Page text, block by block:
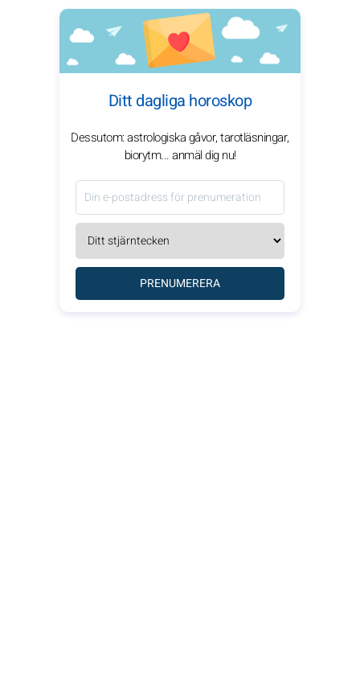
Ditt dagliga horoskop
Dessutom: astrologiska gåvor, tarotläsningar,
biorytm... anmäl dig nu!
PRENUMERERA